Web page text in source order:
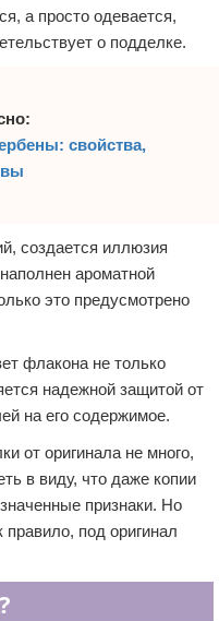
а просто одевается,
о подделке.
свойства,
создается иллюзия
ароматной
это предусмотрено
флакона не только
надежной защитой от
на его содержимое.
от оригинала не много,
в виду, что даже копии
признаки. Но
правило, под оригинал